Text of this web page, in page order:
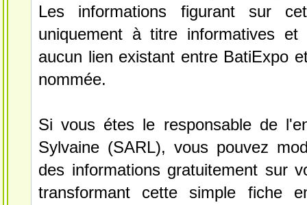
Les informations figurant sur
uniquement à titre informatives et
aucun lien existant entre BatiExpo
nommée.
Si vous étes le responsable de
Sylvaine (SARL), vous pouvez
des informations gratuitement sur
transformant cette simple fiche